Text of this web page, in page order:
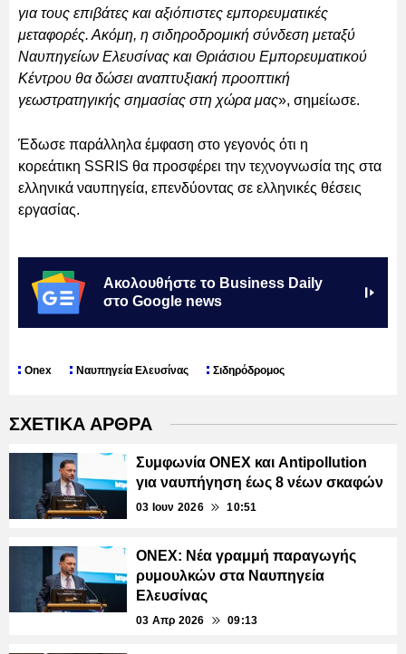
για τους επιβάτες και αξιόπιστες εμπορευματικές
μεταφορές. Ακόμη, η σιδηροδρομική σύνδεση μεταξύ
Ναυπηγείων Ελευσίνας και Θριάσιου Εμπορευματικού
Κέντρου θα δώσει αναπτυξιακή προοπτική
γεωστρατηγικής σημασίας στη χώρα μας», σημείωσε.
Έδωσε παράλληλα έμφαση στο γεγονός ότι η
κορεάτικη SSRIS θα προσφέρει την τεχνογνωσία της στα
ελληνικά ναυπηγεία, επενδύοντας σε ελληνικές θέσεις
εργασίας.
Ακολουθήστε το Business Daily
στο Google news
Onex Ναυπηγεία Ελευσίνας Σιδηρόδρομος
ΣΧΕΤΙΚΑ ΑΡΘΡΑ
Συμφωνία ONEX και Antipollution
για ναυπήγηση έως 8 νέων σκαφών
03 Ιουν 2026 10:51
ONEX: Νέα γραμμή παραγωγής
ρυμουλκών στα Ναυπηγεία
Ελευσίνας
03 Απρ 2026 09:13